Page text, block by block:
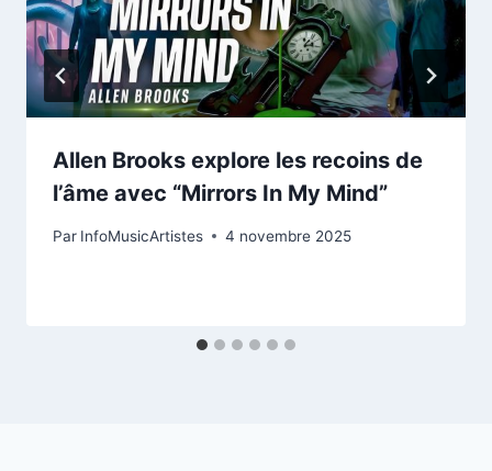
Allen Brooks explore les recoins de
l’âme avec “Mirrors In My Mind”
Par InfoMusicArtistes 4 novembre 2025